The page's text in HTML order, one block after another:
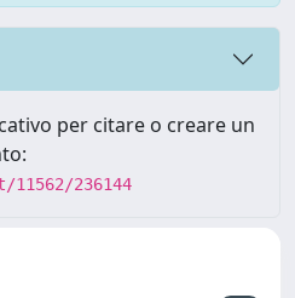
per citare o creare un
236144